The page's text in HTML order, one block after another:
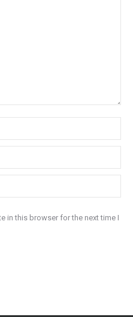
in this browser for the next time I